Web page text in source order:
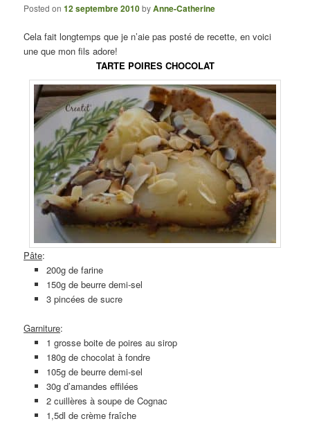
Posted on12 septembre 2010byAnne-Catherine
Cela fait longtemps que je n’aie pas posté de recette, en voici
une que mon fils adore!
TARTE POIRES CHOCOLAT
Pâte:
200g de farine
150g de beurre demi-sel
3 pincées de sucre
Garniture:
1 grosse boite de poires au sirop
180g de chocolat à fondre
105g de beurre demi-sel
30g d’amandes effilées
2 cuillères à soupe de Cognac
1,5dl de crème fraîche